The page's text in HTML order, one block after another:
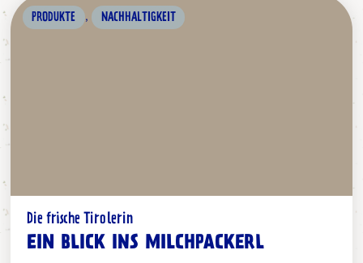
PRODUKTE , NACHHALTIGKEIT
Die frische Tirolerin
EIN BLICK INS MILCHPACKERL